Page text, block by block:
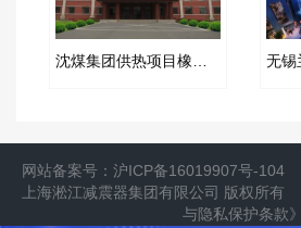
网站备案号： 沪ICP备16019907号-104
上海淞江减震器集团有限公司 版权所有
与隐私保护条款》